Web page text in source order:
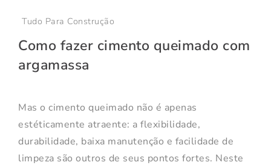
Tudo Para Construção
Como fazer cimento queimado com
argamassa
Mas o cimento queimado não é apenas
estéticamente atraente: a flexibilidade,
durabilidade, baixa manutenção e facilidade de
limpeza são outros de seus pontos fortes. Neste